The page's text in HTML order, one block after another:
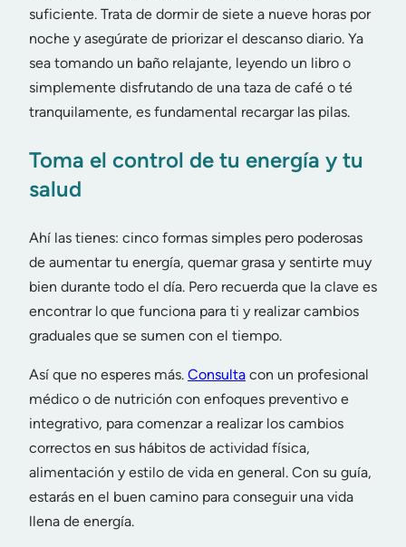
suficiente. Trata de dormir de siete a nueve horas por
noche y asegúrate de priorizar el descanso diario. Ya
sea tomando un baño relajante, leyendo un libro o
simplemente disfrutando de una taza de café o té
tranquilamente, es fundamental recargar las pilas.
Toma el control de tu energía y tu
salud
Ahí las tienes: cinco formas simples pero poderosas
de aumentar tu energía, quemar grasa y sentirte muy
bien durante todo el día. Pero recuerda que la clave es
encontrar lo que funciona para ti y realizar cambios
graduales que se sumen con el tiempo.
Así que no esperes más. Consulta con un profesional
médico o de nutrición con enfoques preventivo e
integrativo, para comenzar a realizar los cambios
correctos en sus hábitos de actividad física,
alimentación y estilo de vida en general. Con su guía,
estarás en el buen camino para conseguir una vida
llena de energía.